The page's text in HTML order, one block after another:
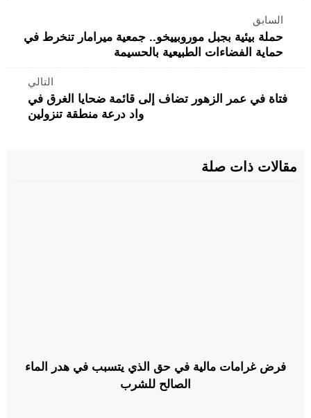
السابق
حملة بيئية بجبل موروبييخو.. جمعية ميرامار تنخرط في
حماية الفضاءات الطبيعية بالحسيمة
التالي
فتاة في عمر الزهور تضاف إلى قائمة ضحايا الغرق في
واد درعة منطقة تنزولين
مقالات ذات صلة
فرض غرامات مالية في حق الذي يتسبب في هدر الماء
الصالح للشرب